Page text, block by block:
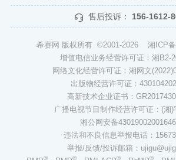
售后投诉： 156-1612-
希赛网 版权所有 ©2001-2026 湘ICP
增值电信业务经营许可证：湘B2-
网络文化经营许可证：湘网文
出版物经营许可证：
高新技术企业证书：
广播电视节目制作经营许可证：(湘)
湘公网安备
违法和不良信息举报电话：
举报/反馈/投诉邮箱：
® ® ® ®